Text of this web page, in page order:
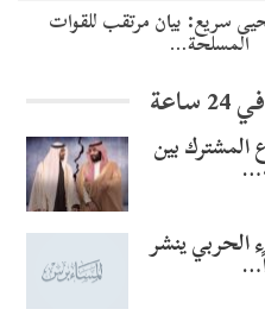
سريع: بيان مرتقب للقوات
المسلحة…
المشترك بين
الحربي ينشر